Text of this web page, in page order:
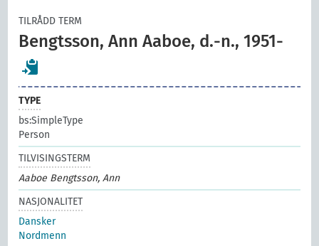
TILRÅDD TERM
Bengtsson, Ann Aaboe, d.-n., 1951-
TYPE
bs:SimpleType
Person
TILVISINGSTERM
Aaboe Bengtsson, Ann
NASJONALITET
Dansker
Nordmenn